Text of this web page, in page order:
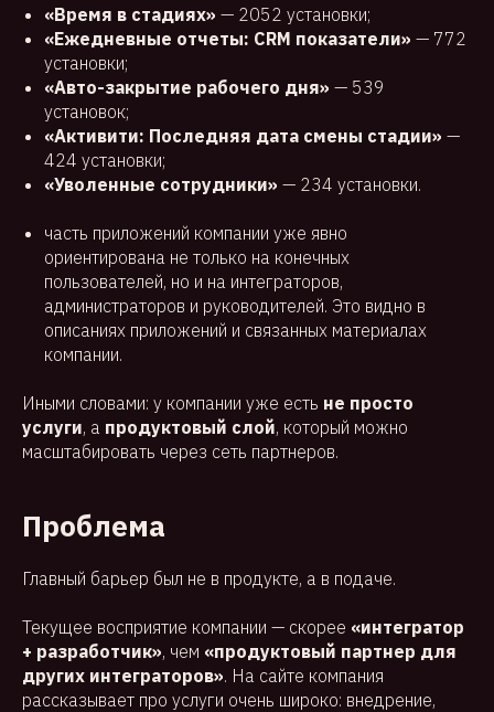
«Время в стадиях» — 2052 установки;
«Ежедневные отчеты: CRM показатели» — 772
установки;
«Авто-закрытие рабочего дня» — 539
установок;
«Активити: Последняя дата смены стадии» —
424 установки;
«Уволенные сотрудники» — 234 установки.
часть приложений компании уже явно
ориентирована не только на конечных
пользователей, но и на интеграторов,
администраторов и руководителей. Это видно в
описаниях приложений и связанных материалах
компании.
Иными словами: у компании уже есть не просто
услуги, а продуктовый слой, который можно
масштабировать через сеть партнеров.
Проблема
Главный барьер был не в продукте, а в подаче.
Текущее восприятие компании — скорее «интегратор
+ разработчик», чем «продуктовый партнер для
других интеграторов». На сайте компания
рассказывает про услуги очень широко: внедрение,